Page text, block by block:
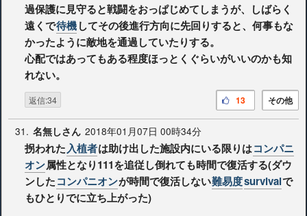
過保護に見守ると戦闘をおっぱじめてしまうが、しばらく
遠くで待機してその後進行方向に先回りすると、何事もな
かったように敵地を通過していたりする。
心配ではあってもある程度ほっとくぐらいがいいのかも知
れない。
返信:34 その他
13
31. 名無しさん 2018年01月07日 00時34分
拐われた入植者は助け出した施設内にいる限りはコンパニ
オン属性となり111を追従し倒れても時間で復活する(ダウ
ンしたコンパニオンが時間で復活しない難易度survivalで
もひとりでに立ち上がった)